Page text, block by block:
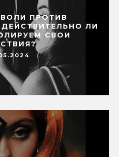
ПРОТИВ
ЛИ
СВОИ